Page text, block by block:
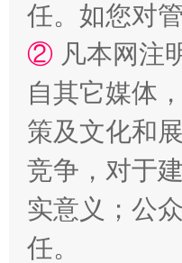
漫山遍野的桃花与雪山、
任。如您对
② 凡本网注
自其它媒体
策及文化和
竞争，对于
实意义；公
任。